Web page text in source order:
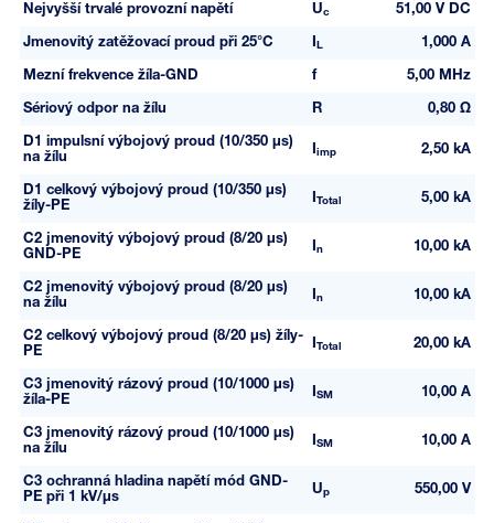
Nejvyšší trvalé provozní napětí Uc 51,00 V DC
Jmenovitý zatěžovací proud při 25°C L 1,000 A
Mezní frekvence žíla-GND f 5,00 MHz
Sériový odpor na žílu R 0,80 Ω
D1 impulsní výbojový proud (10/350 µs)
na žílu
imp 2,50 kA
D1 celkový výbojový proud (10/350 µs)
žíly-PE
Total 5,00 kA
C2 jmenovitý výbojový proud (8/20 µs)
GND-PE
n 10,00 kA
C2 jmenovitý výbojový proud (8/20 µs)
na žílu
n 10,00 kA
C2 celkový výbojový proud (8/20 µs) žíly-
PE
Total 20,00 kA
C3 jmenovitý rázový proud (10/1000 µs)
žíla-PE
SM 10,00 A
C3 jmenovitý rázový proud (10/1000 µs)
na žílu
SM 10,00 A
C3 ochranná hladina napětí mód GND-
PE při 1 kV/µs
Up 550,00 V